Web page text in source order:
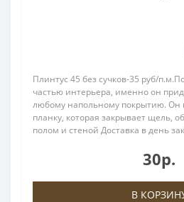
Плинтус 45 без сучков-35 руб/
частью интерьера, именно он
любому напольному покрытию. Он
планку, которая закрывает щель,
полом и стеной Доставка в день
30р.
В